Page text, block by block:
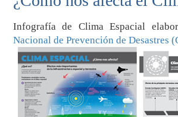
Infografía de Clima Espacial
Nacional de Prevención de Desastres